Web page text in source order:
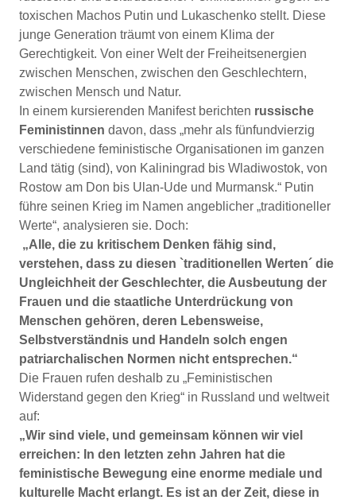
toxischen Machos Putin und Lukaschenko stellt. Diese
junge Generation träumt von einem Klima der
Gerechtigkeit. Von einer Welt der Freiheitsenergien
zwischen Menschen, zwischen den Geschlechtern,
zwischen Mensch und Natur.
In einem kursierenden Manifest berichten russische
Feministinnen davon, dass „mehr als fünfundvierzig
verschiedene feministische Organisationen im ganzen
Land tätig (sind), von Kaliningrad bis Wladiwostok, von
Rostow am Don bis Ulan-Ude und Murmansk.“ Putin
führe seinen Krieg im Namen angeblicher „traditioneller
Werte“, analysieren sie. Doch:
„Alle, die zu kritischem Denken fähig sind,
verstehen, dass zu diesen `traditionellen Werten´ die
Ungleichheit der Geschlechter, die Ausbeutung der
Frauen und die staatliche Unterdrückung von
Menschen gehören, deren Lebensweise,
Selbstverständnis und Handeln solch engen
patriarchalischen Normen nicht entsprechen.“
Die Frauen rufen deshalb zu „Feministischen
Widerstand gegen den Krieg“ in Russland und weltweit
auf:
„Wir sind viele, und gemeinsam können wir viel
erreichen: In den letzten zehn Jahren hat die
feministische Bewegung eine enorme mediale und
kulturelle Macht erlangt. Es ist an der Zeit, diese in